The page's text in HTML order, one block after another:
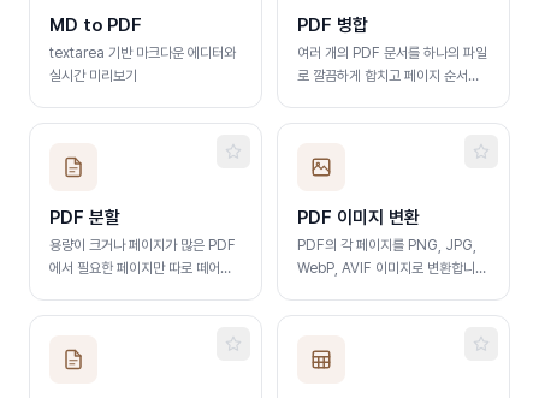
MD to PDF
textarea 기반 마크다운 에디터와
실시간 미리보기
PDF 병합
여러 개의 PDF 문서를 하나의 파일
로 깔끔하게 합치고 페이지 순서를
PDF 분할
용량이 크거나 페이지가 많은 PDF
에서 필요한 페이지만 따로 떼어내
PDF 이미지 변환
PDF의 각 페이지를 PNG, JPG,
WebP, AVIF 이미지로 변환합니
로 저장합니다.